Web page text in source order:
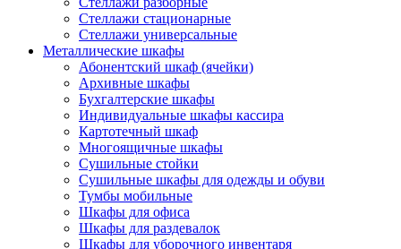
Стеллажи стационарные
Стеллажи универсальные
Металлические шкафы
Абонентский шкаф (ячейки)
Архивные шкафы
Бухгалтерские шкафы
Индивидуальные шкафы кассира
Картотечный шкаф
Многоящичные шкафы
Сушильные стойки
Сушильные шкафы для одежды и обуви
Тумбы мобильные
Шкафы для офиса
Шкафы для раздевалок
Шкафы для уборочного инвентаря